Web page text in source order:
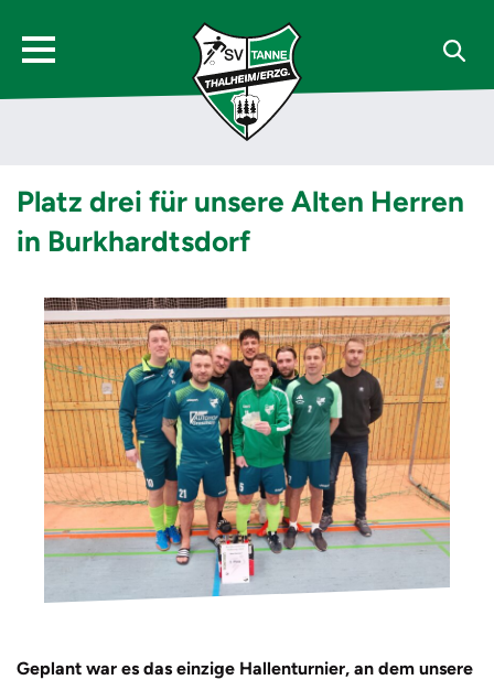
Platz drei für unsere Alten Herren
in Burkhardtsdorf
Geplant war es das einzige Hallenturnier, an dem unsere